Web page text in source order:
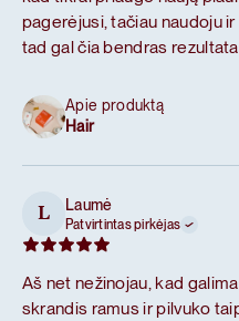
pagerėjusi, tačiau naudoju
tad gal čia bendras
Apie produktą
Hair
L Laumė
Patvirtintas pirkėjas
Aš net nežinojau, kad
skrandis ramus ir pilvuko